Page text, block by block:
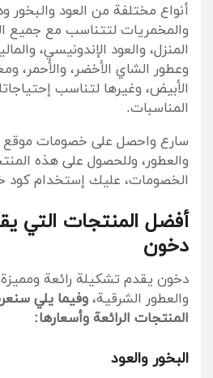
أنواع مختلفة من العود والبخور
والمخمريات لتتناسب مع جميع
المنزل، والعود الإندونيسي،
وعطور الشاي الأخضر، والأحمر،
الأبيض، وغيرها لتناسب
المناسبات.
سارع واحصل على خصومات موقع
والعطور، وللحصول على هذه
الخصومات، عليك إستخدام
أفضل المنتجات التي
دخون
دخون يقدم تشكيلة رائعة ومميزة
والعطور الشرقية، وفيما يلي
المنتجات الرائعة وأسعارها:
البخور والعود